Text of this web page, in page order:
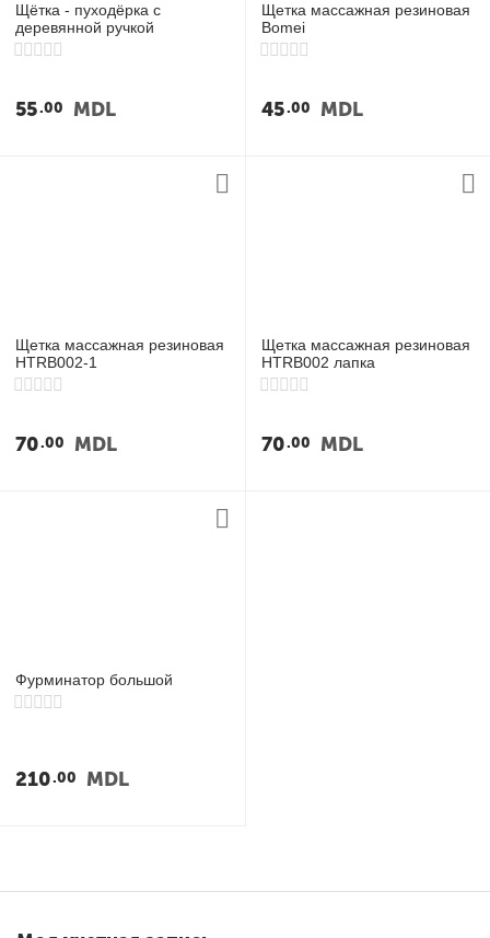
Щётка - пуходёрка с
деревянной ручкой
55 00 MDL
Щетка массажная резиновая
Bomei
45 00 MDL
Щетка массажная резиновая
HTRB002-1
70 00 MDL
Щетка массажная резиновая
HTRB002 лапка
70 00 MDL
Фурминатор большой
210 00 MDL